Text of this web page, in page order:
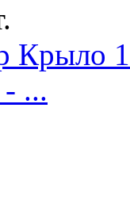
Крыло
...